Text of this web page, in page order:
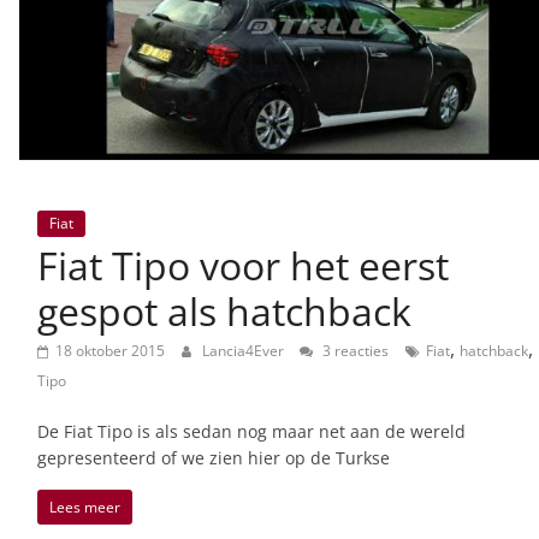
Fiat
Fiat Tipo voor het eerst
gespot als hatchback
18 oktober 2015 Lancia4Ever 3 reacties Fiat, hatchback,
Tipo
De Fiat Tipo is als sedan nog maar net aan de wereld
gepresenteerd of we zien hier op de Turkse
Lees meer